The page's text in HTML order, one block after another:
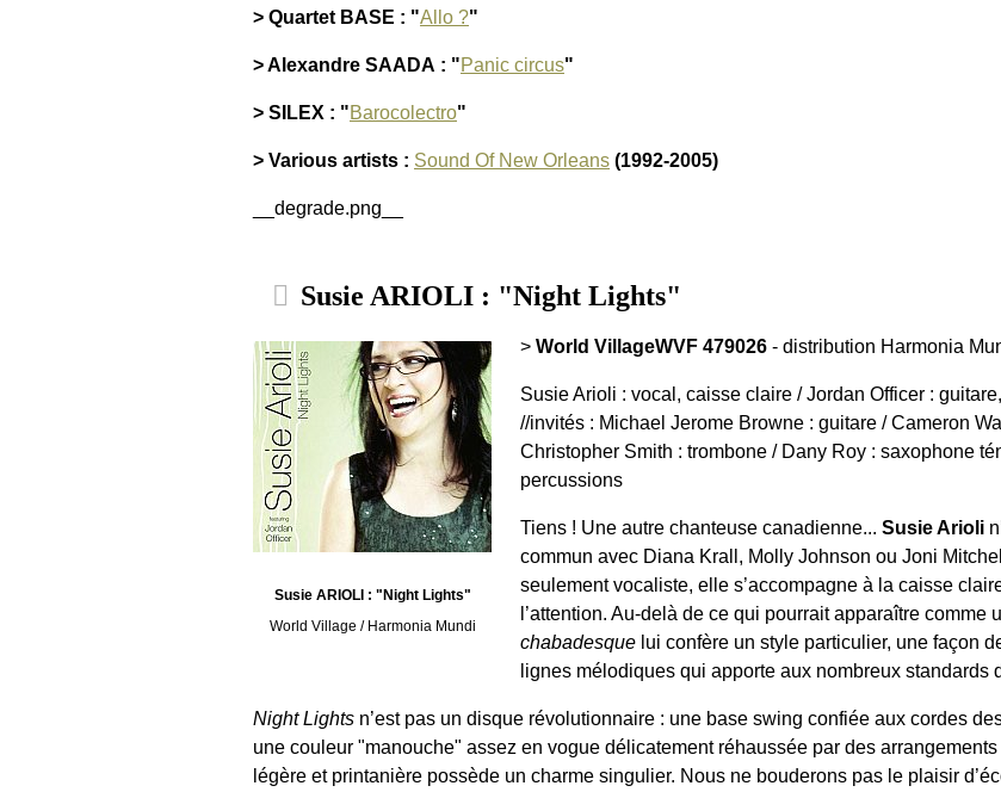
> Quartet BASE : "Allo ?"
> Alexandre SAADA : "Panic circus"
> SILEX : "Barocolectro"
> Various artists : Sound Of New Orleans (1992-2005)
__degrade.png__
Susie ARIOLI : "Night Lights"
Susie ARIOLI : "Night Lights"
World Village / Harmonia Mundi
>World VillageWVF 479026 - distribution Harmonia
Susie Arioli : vocal, caisse claire / Jordan Officer :
//invités : Michael Jerome Browne : guitare / Cameron
Christopher Smith : trombone / Dany Roy : saxophone
percussions
Tiens ! Une autre chanteuse canadienne...Susie Arioli
commun avec Diana Krall, Molly Johnson ou Joni
seulement vocaliste, elle s’accompagne à la caisse
l’attention. Au-delà de ce qui pourrait apparaître
chabadesque lui confère un style particulier, une façon
lignes mélodiques qui apporte aux nombreux standards
Night Lights n’est pas un disque révolutionnaire : une base swing confiée aux cordes
une couleur "manouche" assez en vogue délicatement réhaussée par des
légère et printanière possède un charme singulier. Nous ne bouderons pas le plaisir